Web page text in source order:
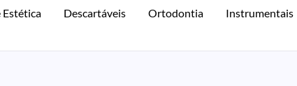
Estética Descartáveis Ortodontia Instrumentais